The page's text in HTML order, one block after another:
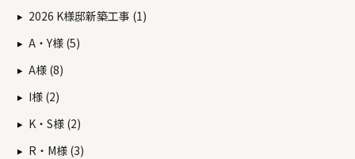
2026 K様邸新築工事 (1)
A・Y様 (5)
A様 (8)
I様 (2)
K・S様 (2)
R・M様 (3)